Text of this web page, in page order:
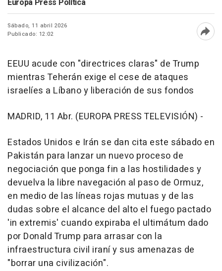
Europa Press Política
Sábado, 11 abril 2026
Publicado: 12:02
EEUU acude con "directrices claras" de Trump
mientras Teherán exige el cese de ataques
israelíes a Líbano y liberación de sus fondos
MADRID, 11 Abr. (EUROPA PRESS TELEVISIÓN) -
Estados Unidos e Irán se dan cita este sábado en
Pakistán para lanzar un nuevo proceso de
negociación que ponga fin a las hostilidades y
devuelva la libre navegación al paso de Ormuz,
en medio de las líneas rojas mutuas y de las
dudas sobre el alcance del alto el fuego pactado
'in extremis' cuando expiraba el ultimátum dado
por Donald Trump para arrasar con la
infraestructura civil iraní y sus amenazas de
"borrar una civilización".